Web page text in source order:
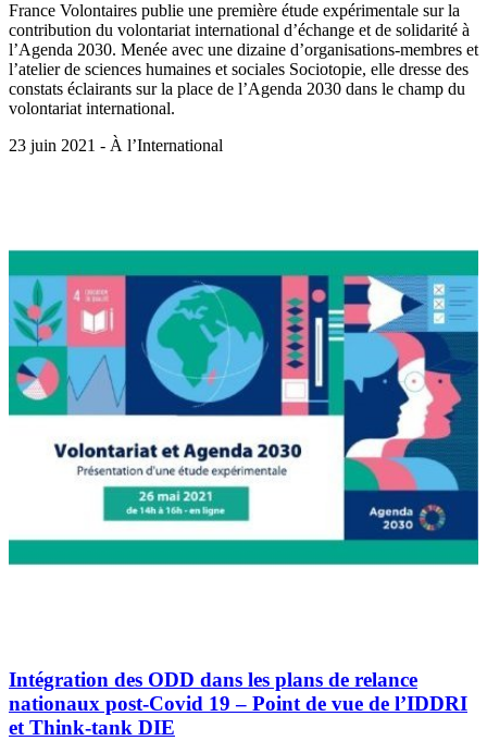
France Volontaires publie une première étude expérimentale sur la
contribution du volontariat international d’échange et de solidarité à
l’Agenda 2030. Menée avec une dizaine d’organisations-membres et
l’atelier de sciences humaines et sociales Sociotopie, elle dresse des
constats éclairants sur la place de l’Agenda 2030 dans le champ du
volontariat international.
23 juin 2021 - À l’International
Intégration des ODD dans les plans de relance
nationaux post-Covid 19 – Point de vue de l’IDDRI
et Think-tank DIE